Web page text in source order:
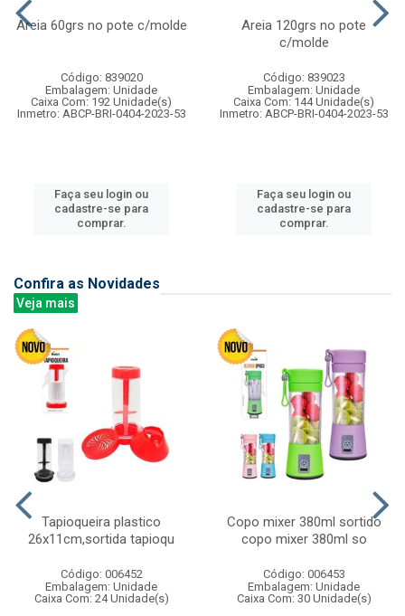
Areia 60grs no pote c/molde
Código: 839020
Embalagem: Unidade
Caixa Com: 192 Unidade(s)
Inmetro: ABCP-BRI-0404-2023-53
Faça seu login ou
cadastre-se para
comprar.
Areia 120grs no pote
c/molde
Código: 839023
Embalagem: Unidade
Caixa Com: 144 Unidade(s)
Inmetro: ABCP-BRI-0404-2023-53
Faça seu login ou
cadastre-se para
comprar.
Confira as Novidades
Veja mais
Tapioqueira plastico
26x11cm,sortida tapioqu
Código: 006452
Embalagem: Unidade
Caixa Com: 24 Unidade(s)
Copo mixer 380ml sortido
copo mixer 380ml so
Código: 006453
Embalagem: Unidade
Caixa Com: 30 Unidade(s)